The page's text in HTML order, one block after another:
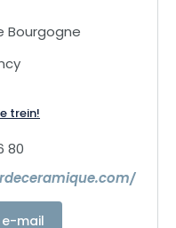
Bourgogne
trein!
80
e-mail